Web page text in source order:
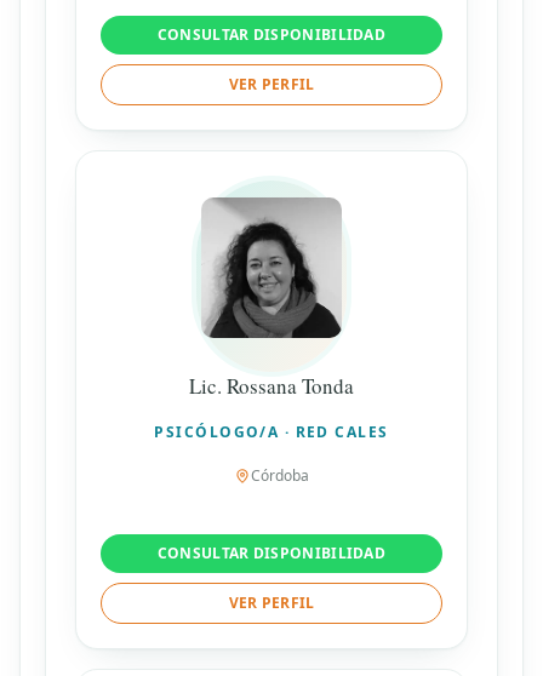
CONSULTAR DISPONIBILIDAD
VER PERFIL
Lic. Rossana Tonda
PSICÓLOGO/A · RED CALES
Córdoba
CONSULTAR DISPONIBILIDAD
VER PERFIL